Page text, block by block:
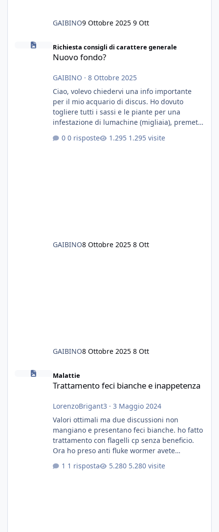
GAIBINO9 Ottobre 2025 9 Ott
Nuovo fondo?
Richiesta consigli di carattere generale
Nuovo fondo?
GAIBINO · 8 Ottobre 2025
Ciao, volevo chiedervi una info importante
per il mio acquario di discus. Ho dovuto
togliere tutti i sassi e le piante per una
infestazione di lumachine (migliaia), premetto
cardinali, e tre pulitori in una vasca con 200
0 risposte 1.295 visite
GAIBINO8 Ottobre 2025 8 Ott
GAIBINO8 Ottobre 2025 8 Ott
Trattamento feci bianche e inappetenza
Malattie
Trattamento feci bianche e inappetenza
LorenzoBrigant3 · 3 Maggio 2024
Valori ottimali ma due discussioni non
mangiano e presentano feci bianche. ho fatto
trattamento con flagelli cp senza beneficio.
Ora ho preso anti fluke wormer avete
esperienza nel trattamento con questa
sostanza
1 risposta 5.280 visite